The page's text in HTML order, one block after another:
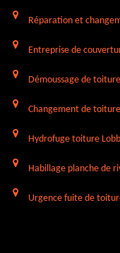
Réparation et
Entreprise de
Démoussage de
Changement de
Hydrofuge toiture
Habillage planche de
Urgence fuite de